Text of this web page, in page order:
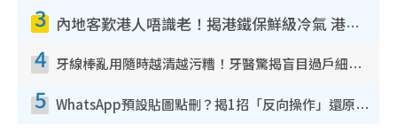
3 內地客歎港人唔識老！揭港鐵保鮮級冷氣 港人求放過：咪投訴
4 牙線棒亂用隨時越清越污糟！牙醫驚揭盲目過戶細菌恐致蛀牙：呢種先係日常真保養
5 WhatsApp預設貼圖點刪？揭1招「反向操作」還原簡潔介面 附3步實測教學